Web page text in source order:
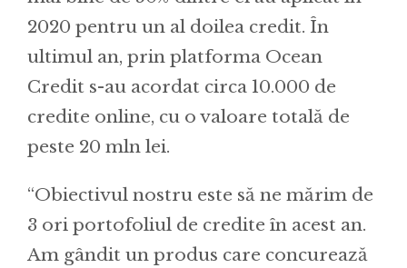
2020 pentru un al doilea credit. În
ultimul an, prin platforma Ocean
Credit s-au acordat circa 10.000 de
credite online, cu o valoare totală de
peste 20 mln lei.
“Obiectivul nostru este să ne mărim de
3 ori portofoliul de credite în acest an.
Am gândit un produs care concurează